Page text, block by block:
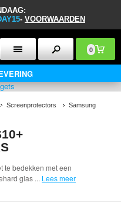
- VOORWAARDEN
0
Screenprotectors
Samsung
te bedekken met een
glas ... Lees meer